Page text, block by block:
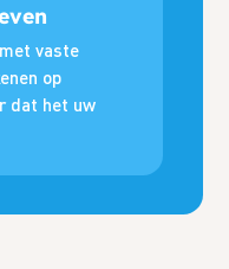
vaste
op
dat het uw